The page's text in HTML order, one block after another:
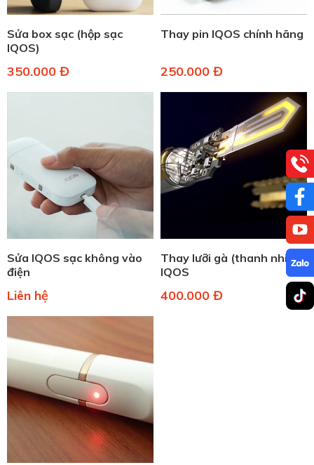
Sửa box sạc (hộp sạc
IQOS)
350.000 Đ
Thay pin IQOS chính hãng
250.000 Đ
Sửa IQOS sạc không vào
điện
Liên hệ
Thay lưỡi gà (thanh nhiệt)
IQOS
400.000 Đ